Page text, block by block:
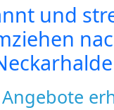
und